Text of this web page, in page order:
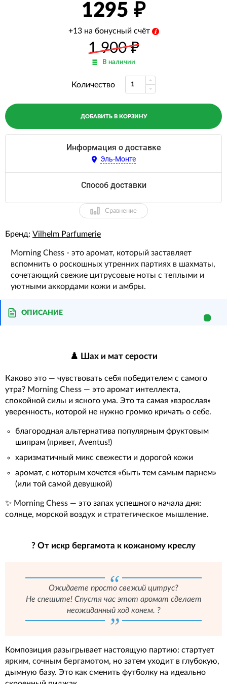
1295
+13 на бонусный счёт
1 900₽
В наличии
Количество
ДОБАВИТЬ В КОРЗИНУ
Информация о доставке
Эль-Монте
Способ доставки
Сравнение
Бренд: Vilhelm Parfumerie
Morning Chess - это аромат, который заставляет
вспомнить о роскошных утренних партиях в шахматы,
сочетающий свежие цитрусовые ноты с теплыми и
уютными аккордами кожи и амбры.
ОПИСАНИЕ
♟️ Шах и мат серости
Каково это — чувствовать себя победителем с самого
утра? Morning Chess — это аромат интеллекта,
спокойной силы и ясного ума. Это та самая «взрослая»
уверенность, которой не нужно громко кричать о себе.
благородная альтернатива популярным фруктовым
шипрам (привет, Aventus!)
харизматичный микс свежести и дорогой кожи
аромат, с которым хочется «быть тем самым парнем»
(или той самой девушкой)
✨ Morning Chess — это запах успешного начала дня:
солнце, морской воздух и стратегическое мышление.
? От искр бергамота к кожаному креслу
Ожидаете просто свежий цитрус?
Не спешите! Спустя час этот аромат сделает
неожиданный ход конем. ?
Композиция разыгрывает настоящую партию: стартует
ярким, сочным бергамотом, но затем уходит в глубокую,
дымную базу. Это как сменить футболку на идеально